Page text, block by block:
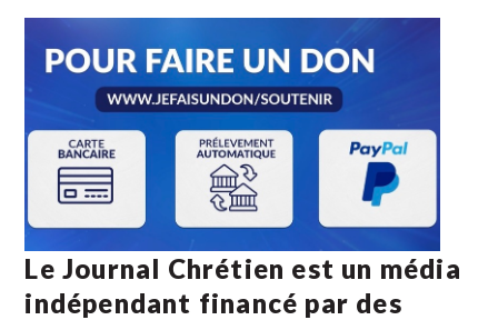
Le Journal Chrétien est un média
indépendant financé par des